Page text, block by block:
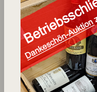
Europa Frankreich